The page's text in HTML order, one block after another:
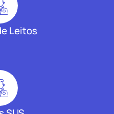
Leitos